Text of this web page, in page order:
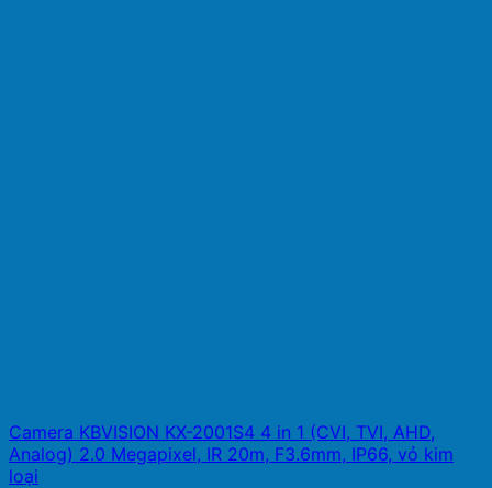
Camera KBVISION KX-2001S4 4 in 1 (CVI, TVI, AHD,
Analog) 2.0 Megapixel, IR 20m, F3.6mm, IP66, vỏ kim
loại